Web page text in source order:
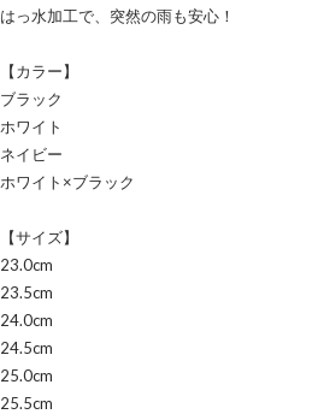
はっ水加工で、突然の雨も安心！
【カラー】
ブラック
ホワイト
ネイビー
ホワイト×ブラック
【サイズ】
23.0cm
23.5cm
24.0cm
24.5cm
25.0cm
25.5cm